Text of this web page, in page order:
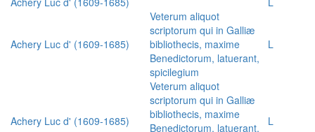
Achery Luc d' (1609-1685)
Veterum aliquot
scriptorum qui in Galliæ
bibliothecis, maxime
Benedictorum, latuerant,
spicilegium
L
Achery Luc d' (1609-1685)
Veterum aliquot
scriptorum qui in Galliæ
bibliothecis, maxime
Benedictorum, latuerant,
L